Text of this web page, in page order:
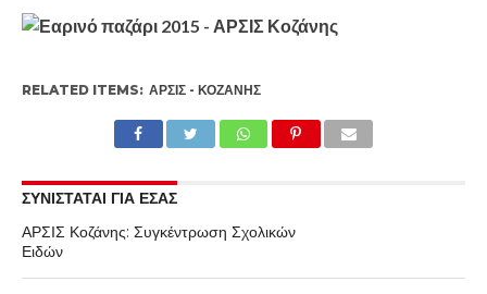
RELATED ITEMS: ΑΡΣΙΣ - ΚΟΖΆΝΗΣ
ΣΥΝΙΣΤΑΤΑΙ ΓΙΑ ΕΣΑΣ
ΑΡΣΙΣ Κοζάνης: Συγκέντρωση Σχολικών
Ειδών